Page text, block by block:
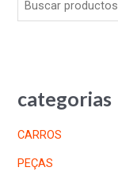
categorias
CARROS
PEÇAS